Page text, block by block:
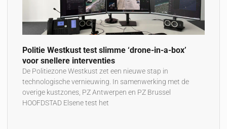
Politie Westkust test slimme ‘drone-in-a-box’
voor snellere interventies
De Politiezone Westkust zet een nieuwe stap in
technologische vernieuwing. In samenwerking met de
overige kustzones, PZ Antwerpen en PZ Brussel
HOOFDSTAD Elsene test het